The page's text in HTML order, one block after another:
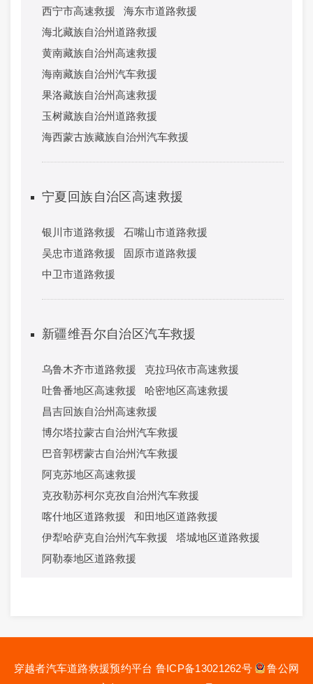
西宁市高速救援
海东市道路救援
海北藏族自治州道路救援
黄南藏族自治州高速救援
海南藏族自治州汽车救援
果洛藏族自治州高速救援
玉树藏族自治州道路救援
海西蒙古族藏族自治州汽车救援
宁夏回族自治区高速救援
银川市道路救援
石嘴山市道路救援
吴忠市道路救援
固原市道路救援
中卫市道路救援
新疆维吾尔自治区汽车救援
乌鲁木齐市道路救援
克拉玛依市高速救援
吐鲁番地区高速救援
哈密地区高速救援
昌吉回族自治州高速救援
博尔塔拉蒙古自治州汽车救援
巴音郭楞蒙古自治州汽车救援
阿克苏地区高速救援
克孜勒苏柯尔克孜自治州汽车救援
喀什地区道路救援
和田地区道路救援
伊犁哈萨克自治州汽车救援
塔城地区道路救援
阿勒泰地区道路救援
穿越者汽车道路救援预约平台 鲁ICP备13021262号
鲁公网